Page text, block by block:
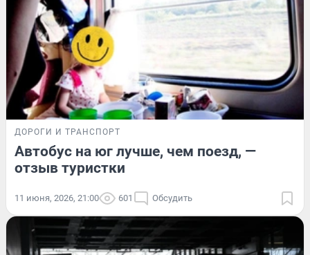
ДОРОГИ И ТРАНСПОРТ
Автобус на юг лучше, чем поезд, —
отзыв туристки
11 июня, 2026, 21:00 601 Обсудить